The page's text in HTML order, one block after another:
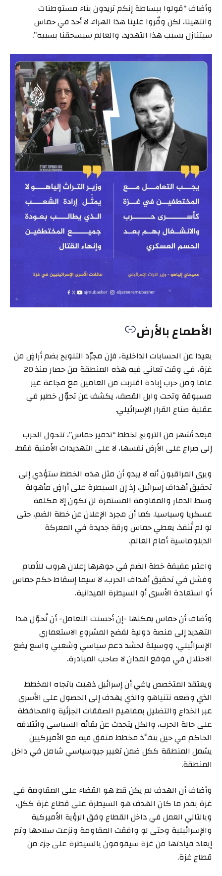
وأضاف “قولوا ببساطة إنكم تريدون بناء مستوطنات
وانتهينا، لكن وفّروا علينا هذا الهراء. لا أحد في حماس
سيتنازل بسبب هذا التهديد، والعالم سيسحقنا بسببه”.
الأطماع بالأرض
بعيدا عن الحسابات الداخلية، فإن مجرّد التلويح بضم أراضٍ من
غزة، في وقت تعاني فيه هذه المنطقة من حصار منذ 20
عاما ومن حرب إبادة اقتربت من العامين مع مجاعة غير
مسبوقة وتحت وابل القصف، يكشف عن تحوّل خطير في
عقلية صناع القرار الإسرائيلي.
فبعد أشهر من الترويج لخطط “تدمير حماس”، تتحول الحرب
إلى صراع على الأرض نفسها، لا على التهديدات الأمنية فقط.
ويرى المراقبون أنه لا يبدو أن مثل هذه الخطط ستؤدي إلى
تحقيق أهداف إسرائيل، إذ إن السيطرة على أراضٍ مأهولة
وسط الدمار والمقاومة المستمرة لن تكون إلا مكلفة
عسكريا وسياسيا. كما أن مجرد الإعلان عن خطة الضم، حتى
لو لم تُنفذ، يعطي حماس ورقة جديدة في المعركة
الدبلوماسية أمام العالم.
واعتبر عفيفة خطة الضم في جوهرها إعلان هروب للأمام
وفشل في تحقيق أهداف الحرب، لا سيما إسقاط حكم حماس
أو استعادة الأسرى أو السيطرة الميدانية.
وأضاف أن حماس يمكنها -إن أحسنت التعامل- أن تُحوّل هذا
التهديد إلى منصة دولية لفضح المشروع الاستعماري
الإسرائيلي، ووسيلة لحشد دعم سياسي وشعبي واسع يضع
الاحتلال في موقع المدان لا صاحب المبادرة.
ويعتقد المتخصص ياغي أن إسرائيل ذهبت باتجاه المخطط
الذي وضعه نتنياهو والذي يهدف إلى الحصول على الأسرى
عبر الخداع والتضليل بمفاهيم الصفقات الجزئية والمحافظة
على حالة الحرب، والكل يتحدث عن بقائه السياسي وائتلافه
الحاكم في حين ينفَّذ مخطط متفق فيه مع الأميركيين
يشمل المنطقة ككل ضمن تغيير جيوسياسي شامل في داخل
المنطقة.
وأضاف أن الهدف لم يكن قط هو القضاء على المقاومة في
غزة بقدر ما كان الهدف هو السيطرة على قطاع غزة ككل،
وبالتالي العمل في داخل القطاع وفق الرؤية الأميركية
والإسرائيلية وحتى لو وافقت المقاومة ونزعت سلاحها وتم
إبعاد قيادتها من غزة سيقومون بالسيطرة على جزء من
قطاع غزة.